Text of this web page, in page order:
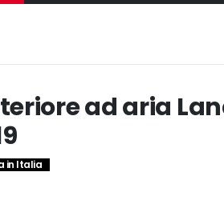
ad aria
in Italia